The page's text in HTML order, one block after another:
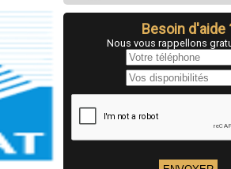
Besoin d'aide
Nous vous rappellons